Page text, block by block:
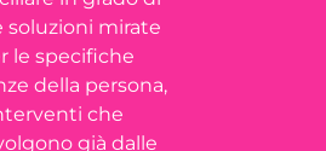
soluzioni mirate
le specifiche
della persona,
che
già dalle